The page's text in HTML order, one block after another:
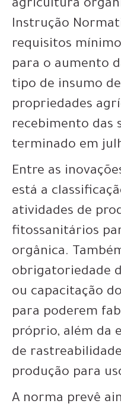
agricultura
Instrução
requisitos
para o aumento
tipo de insumo
propriedades
recebimento das
terminado em
Entre as
está a
atividades de
fitossanitários
orgânica.
obrigatoriedade
ou capacitação
para poderem
próprio, além da
de
produção para
A norma prevê